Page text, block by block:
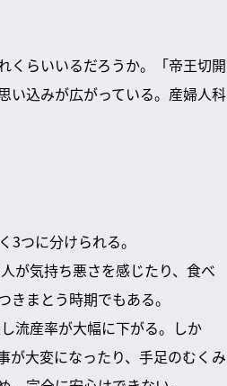
くらいいるだろうか。「帝王切開
い込みが広がっている。産婦人科
つに分けられる。
が気持ち悪さを感じたり、食べ
まとう時期でもある。
流産率が大幅に下がる。しか
が大変になったり、手足のむくみ